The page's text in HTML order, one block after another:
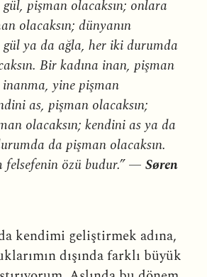
gül, pişman olacaksın; onlara
olacaksın; dünyanın
gül ya da ağla, her iki durumda
Bir kadına inan, pişman
inanma, yine pişman
as, pişman olacaksın;
olacaksın; kendini as ya da
da pişman olacaksın.
felsefenin özü budur.” — Søren
kendimi geliştirmek adına,
dışında farklı büyük